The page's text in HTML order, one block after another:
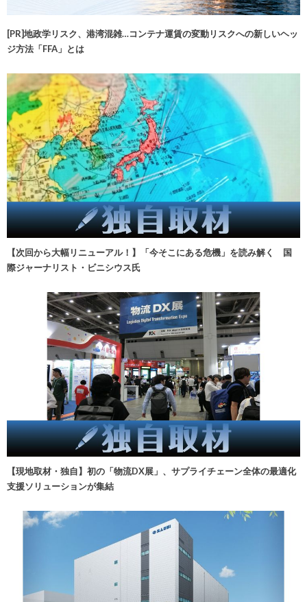
[PR]地政学リスク、港湾混雑…コンテナ運賃の変動リスクへの新しいヘッ
ジ方法「FFA」とは
【次回から大幅リニューアル！】「今そこにある危機」を読み解く 国
際ジャーナリスト・ビニシウス氏
【現地取材・独自】初の「物流DX展」、サプライチェーン全体の最適化
支援ソリューションが集結